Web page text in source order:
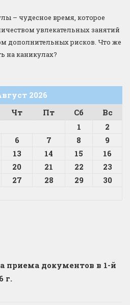
– чудесное время, которое
увлекательных занятий
дополнительных рисков. Что же
на каникулах?
2026
Чт Пт Сб
Вс
1
2
6 7 8
9
13 14 15
16
20 21 22
23
27 28 29
30
приема документов в 1-й
г.